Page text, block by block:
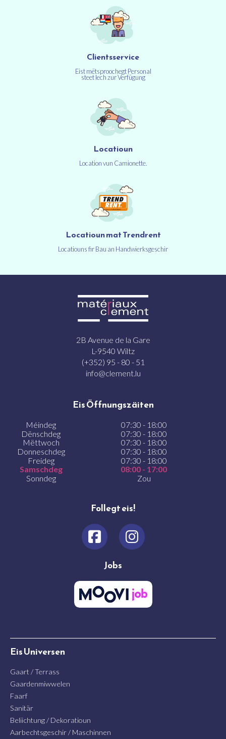
Clientsservice
Eist mëtsproochegt Personal
steet Iech zur Verfügung
Locatioun
Location vun Camionette.
Locatioun mat Trendrent
Locatiouns fir Bau an Handwierksgeschir
2B Avenue de la Gare
L-9540 Wiltz
(+352) 95 - 80 - 51
info@clement.lu
Eis Öffnungszäiten
Méindeg
07:30 - 18:00
Dënschdeg
07:30 - 18:00
Mëttwoch
07:30 - 18:00
Donneschdeg
07:30 - 18:00
Freideg
07:30 - 18:00
Samschdeg
08:00 - 17:00
Sonndeg
Zou
Follegt eis!
Jobs
Eis Universen
Gaart / Terrass
Gaardenmiwwelen
Faarf
Sanitär
Beliichtung / Dekoratioun
Aarbechtsgeschir / Maschinnen